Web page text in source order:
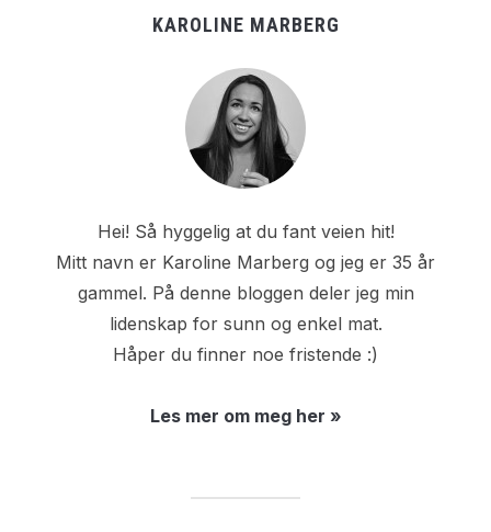
KAROLINE MARBERG
Hei! Så hyggelig at du fant veien hit!
Mitt navn er Karoline Marberg og jeg er 35 år
gammel. På denne bloggen deler jeg min
lidenskap for sunn og enkel mat.
Håper du finner noe fristende :)
Les mer om meg her »